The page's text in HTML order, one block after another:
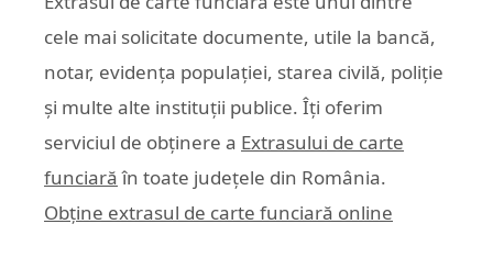
cele mai solicitate documente, utile la bancă,
notar, evidența populației, starea civilă, poliție
și multe alte instituții publice. Îți oferim
serviciul de obținere a Extrasului de carte
funciară în toate județele din România.
Obține extrasul de carte funciară online